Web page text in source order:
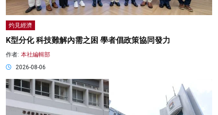
灼見經濟
K型分化 科技難解內需之困 學者倡政策協同發力
作者: 本社編輯部
2026-08-06